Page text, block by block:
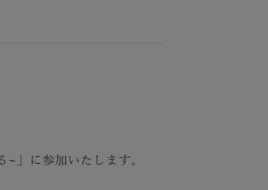
」に参加いたします。